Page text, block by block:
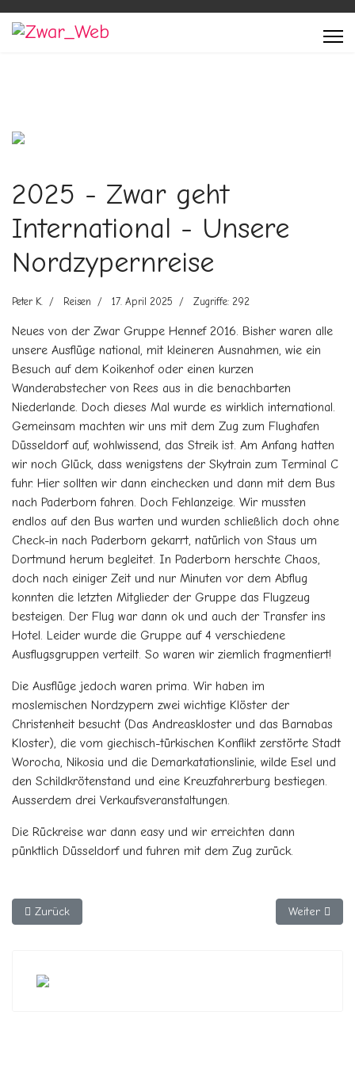
2025 - Zwar geht
International - Unsere
Nordzypernreise
Peter K. Reisen 17. April 2025 Zugriffe: 292
Neues von der Zwar Gruppe Hennef 2016. Bisher waren alle
unsere Ausflüge national, mit kleineren Ausnahmen, wie ein
Besuch auf dem Koikenhof oder einen kurzen
Wanderabstecher von Rees aus in die benachbarten
Niederlande. Doch dieses Mal wurde es wirklich international.
Gemeinsam machten wir uns mit dem Zug zum Flughafen
Düsseldorf auf, wohlwissend, das Streik ist. Am Anfang hatten
wir noch Glück, dass wenigstens der Skytrain zum Terminal C
fuhr. Hier sollten wir dann einchecken und dann mit dem Bus
nach Paderborn fahren. Doch Fehlanzeige. Wir mussten
endlos auf den Bus warten und wurden schließlich doch ohne
Check-in nach Paderborn gekarrt, natürlich von Staus um
Dortmund herum begleitet. In Paderborn herschte Chaos,
doch nach einiger Zeit und nur Minuten vor dem Abflug
konnten die letzten Mitglieder der Gruppe das Flugzeug
besteigen. Der Flug war dann ok und auch der Transfer ins
Hotel. Leider wurde die Gruppe auf 4 verschiedene
Ausflugsgruppen verteilt. So waren wir ziemlich fragmentiert!
Die Ausflüge jedoch waren prima. Wir haben im
moslemischen Nordzypern zwei wichtige Klöster der
Christenheit besucht (Das Andreaskloster und das Barnabas
Kloster), die vom giechisch-türkischen Konflikt zerstörte Stadt
Worocha, Nikosia und die Demarkatationslinie, wilde Esel und
den Schildkrötenstand und eine Kreuzfahrerburg bestiegen.
Ausserdem drei Verkaufsveranstaltungen.
Die Rückreise war dann easy und wir erreichten dann
pünktlich Düsseldorf und fuhren mit dem Zug zurück.
Vorheriger Beitrag: 2025 - Wanderurlaub in der Lüneburger
Zurück Nächster
Weiter